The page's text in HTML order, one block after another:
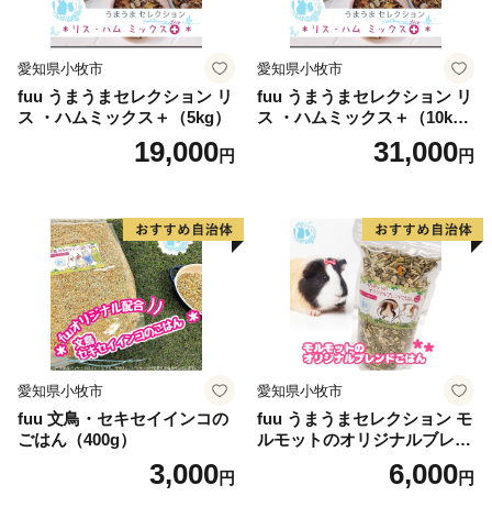
愛知県小牧市
fuu うまうまセレクション リ
ス ・ハムミックス＋（5kg）
19,000円
愛知県小牧市
fuu うまうまセレクション リ
ス ・ハムミックス＋（10k
31,000円
愛知県小牧市
fuu 文鳥・セキセイインコの
ごはん（400g）
3,000円
愛知県小牧市
fuu うまうまセレクション モ
ルモットのオリジナルブレン
6,000円